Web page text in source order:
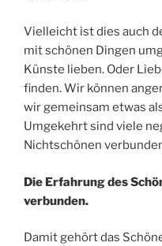
Vielleicht ist dies auch
mit schönen Dingen
Künste lieben. Oder
finden. Wir können
wir gemeinsam etwas
Umgekehrt sind viele
Nichtschönen
Die Erfahrung des
verbunden.
Damit gehört das